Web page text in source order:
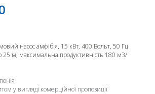
насос амфібія, 15 кВт, 400 Вольт, 50 Гц
м, максимальна продуктивність 180 м3/
у вигляді комерційної пропозиції